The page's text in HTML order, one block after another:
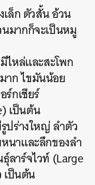
ล็กตัวสั้นอ้วน
มากก็จะเป็นหมู
ไหล่และสะโพก
ากไขมันน้อย
ร์กเชียร์
เป็นต้น
ปร่างใหญ่ลำตัว
นาและลึกของลำ
ลาร์จไวท์(Large
เป็นต้น